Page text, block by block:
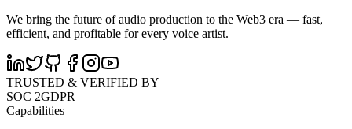
We bring the future of audio production to the Web3 era — fast,
efficient, and profitable for every voice artist.
TRUSTED & VERIFIED BY
SOC 2GDPR
Capabilities